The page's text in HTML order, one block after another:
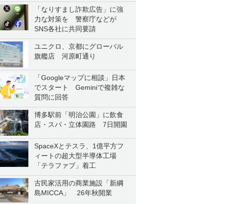
「なりすまし詐欺広告」に強
力な対策を 警察庁などが
SNS各社に共同要請
ユニクロ、京都にグローバル
旗艦店 河原町通り
「Googleマップに相談」日本
でスタート Geminiで複雑な
質問に回答
博多駅前「明治公園」に飲食
店・スパ・立体園路 7日開園
SpaceXとテスラ、1億平方フ
ィートの超大型半導体工場
「テラファブ」着工
古民家活用の商業施設「新綱
島MICCA」 26年秋開業